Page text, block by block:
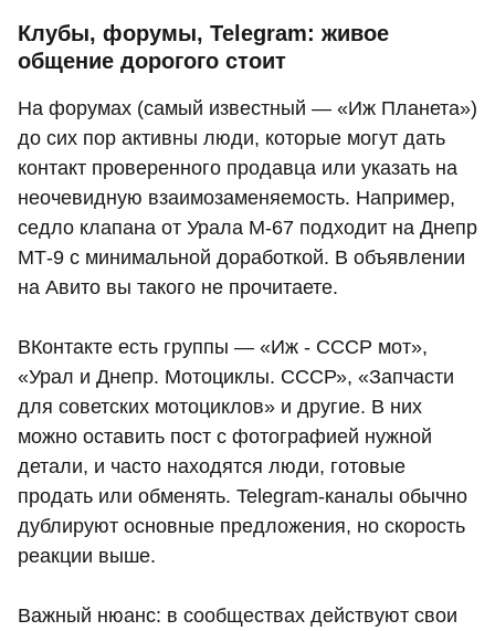
Клубы, форумы, Telegram: живое
общение дорогого стоит
На форумах (самый известный — «Иж Планета»)
до сих пор активны люди, которые могут дать
контакт проверенного продавца или указать на
неочевидную взаимозаменяемость. Например,
седло клапана от Урала М‑67 подходит на Днепр
МТ‑9 с минимальной доработкой. В объявлении
на Авито вы такого не прочитаете.
ВКонтакте есть группы — «Иж - СССР мот»,
«Урал и Днепр. Мотоциклы. СССР», «Запчасти
для советских мотоциклов» и другие. В них
можно оставить пост с фотографией нужной
детали, и часто находятся люди, готовые
продать или обменять. Telegram-каналы обычно
дублируют основные предложения, но скорость
реакции выше.
Важный нюанс: в сообществах действуют свои